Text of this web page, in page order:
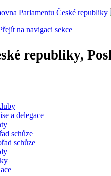
na navigaci sekce
republiky,
a delegace
schůze
schůze